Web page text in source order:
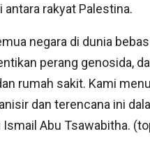
rakyat Palestina.
negara di dunia
perang genosida,
rumah sakit. Kami
dan terencana ini
Abu Tsawabitha.